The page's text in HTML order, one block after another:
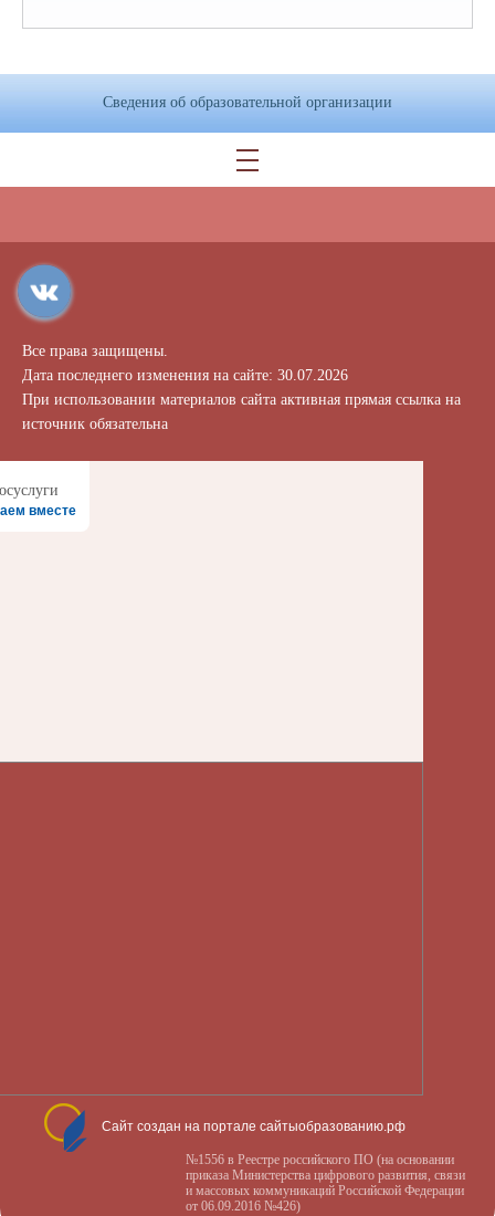
Сведения об образовательной организации
Все права защищены.
Дата последнего изменения на сайте: 30.07.2026
При использовании материалов сайта активная прямая ссылка на
источник обязательна
вместе
Сайт создан на портале сайтыобразованию.рф
№1556 в Реестре российского ПО (на основании
приказа Министерства цифрового развития, связи
и массовых коммуникаций Российской Федерации
от 06.09.2016 №426)